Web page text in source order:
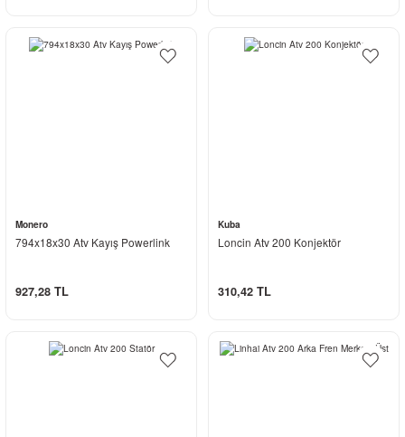
Monero
794x18x30 Atv Kayış Powerlink
927,28 TL
Kuba
Loncin Atv 200 Konjektör
310,42 TL